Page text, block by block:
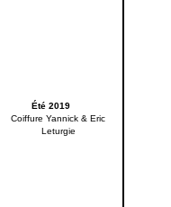
Été 2019